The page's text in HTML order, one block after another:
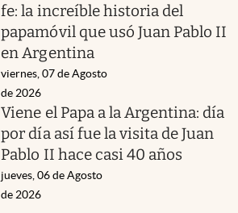
fe: la increíble historia del
papamóvil que usó Juan Pablo II
en Argentina
viernes, 07 de Agosto
de 2026
Viene el Papa a la Argentina: día
por día así fue la visita de Juan
Pablo II hace casi 40 años
jueves, 06 de Agosto
de 2026